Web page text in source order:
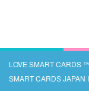
LOVE SMART CARDS
SMART CARDS JAPAN